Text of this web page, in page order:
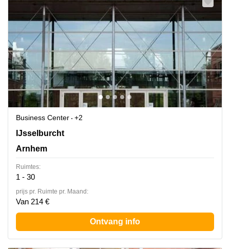
Business Center
+2
IJsselburcht 3, Arnhem
IJsselburcht
Arnhem
Ruimtes:
1 - 30
prijs pr. Ruimte pr. Maand:
Van 214 €
Ontvang info